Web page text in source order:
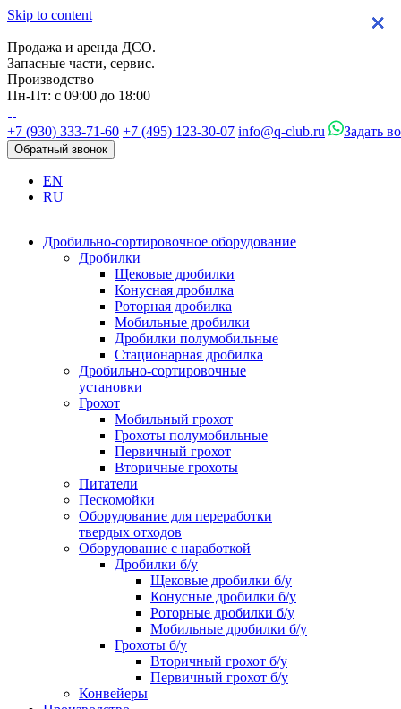
Skip to content
Продажа и аренда ДСО.
Запасные части, сервис.
Производство
Пн-Пт: с 09:00 до 18:00
+7 (930) 333-71-60 +7 (495) 123-30-07 info@q-club.ru Задать
Обратный звонок
EN
RU
Дробильно-сортировочное оборудование
Дробилки
Щековые дробилки
Конусная дробилка
Роторная дробилка
Мобильные дробилки
Дробилки полумобильные
Стационарная дробилка
Дробильно-сортировочные
установки
Грохот
Мобильный грохот
Грохоты полумобильные
Первичный грохот
Вторичные грохоты
Питатели
Пескомойки
Оборудование для переработки
твердых отходов
Оборудование с наработкой
Дробилки б/у
Щековые дробилки б/у
Конусные дробилки б/у
Роторные дробилки б/у
Мобильные дробилки б/у
Грохоты б/у
Вторичный грохот б/у
Первичный грохот б/у
Конвейеры
×
×
×
×